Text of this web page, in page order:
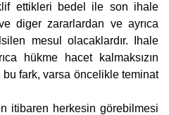
ettikleri bedel ile son ihale
diger zararlardan ve ayrıca
mesul olacaklardır. Ihale
hükme hacet kalmaksızın
fark, varsa öncelikle teminat
itibaren herkesin görebilmesi